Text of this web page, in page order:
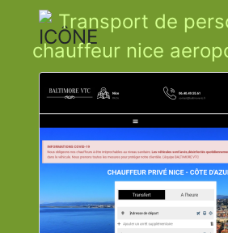
Transport de
chauffeur nice